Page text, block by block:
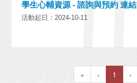
學生心輔資源 - 諮詢與預約 連結
活動起日：2024-10-11
« ‹ 1 ›